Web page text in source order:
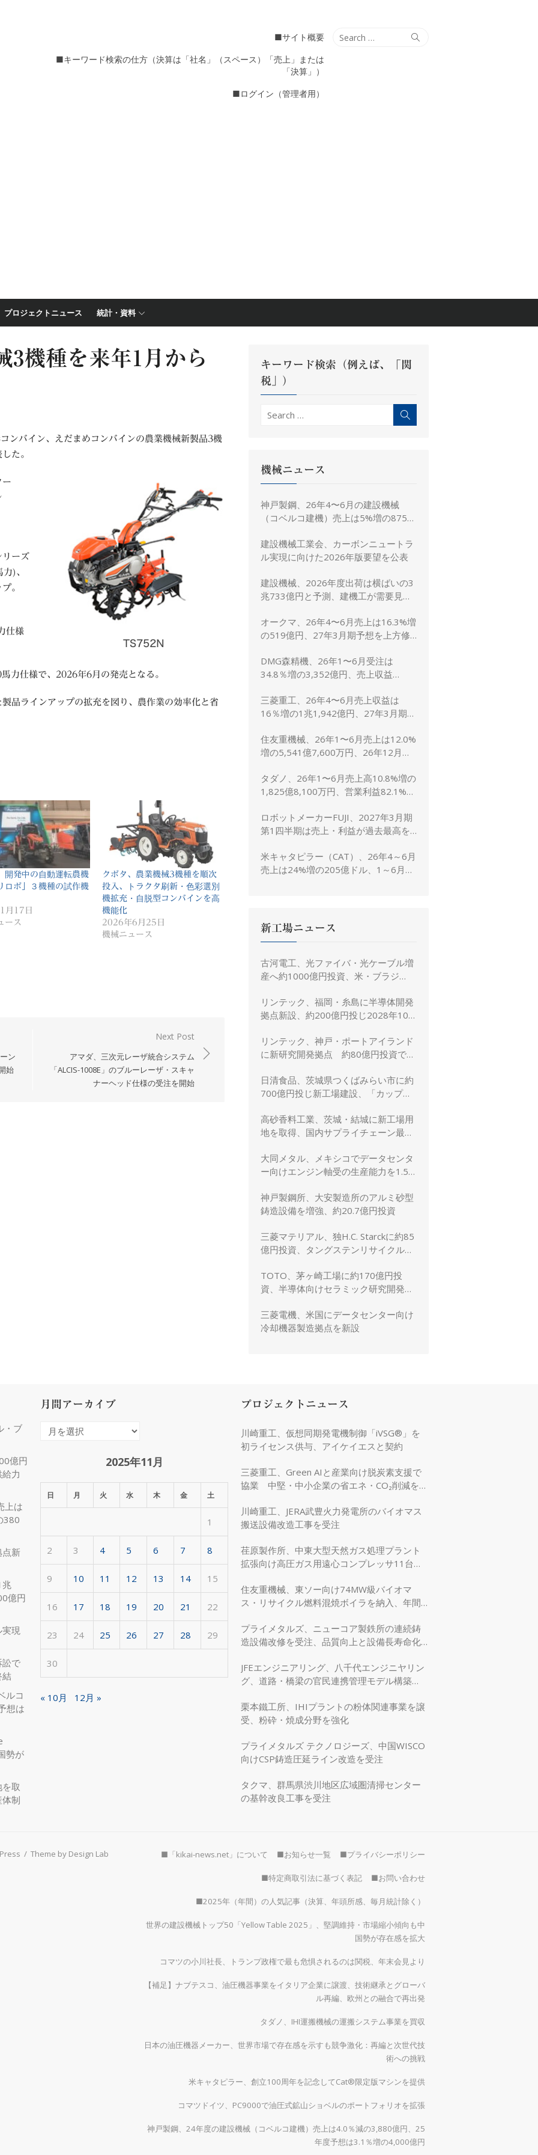
Search
Search
■サイト概要
■キーワード検索の仕方（決算は「社名」（スペース）「売上」または
「決算」）
■ログイン（管理者用）
プロジェクトニュース 統計・資料
3機種を来年1月から
ンバイン、えだまめコンバインの農業機械新製品3機
た。
ー
リーズ
)、
。
仕様
力仕様で、2026年6月の発売となる。
品ラインアップの拡充を図り、農作業の効率化と省
開発中の自動運転農機
ロボ」３機種の試作機
月17日
ース
クボタ、農業機械3機種を順次
投入、トラクタ刷新・色彩選別
機拡充・自脱型コンバインを高
機能化
2026年6月25日
機械ニュース
ン
始
Next Post
アマダ、三次元レーザ統合システム
「ALCIS-1008E」のブルーレーザ・スキャ
ナーヘッド仕様の受注を開始
キーワード検索（例えば、「関
税」）
Search
機械ニュース
神戸製鋼、26年4〜6月の建設機械
（コベルコ建機）売上は5%増の875億
に修正
建設機械工業会、カーボンニュートラ
ル実現に向けた2026年版要望を公表
建設機械、2026年度出荷は横ばいの3
兆733億円と予測、建機工が需要見通
オークマ、26年4〜6月売上は16.3%増
の519億円、27年3月期予想を上方修
DMG森精機、26年1〜6月受注は
34.8％増の3,352億円、売上収益
三菱重工、26年4〜6月売上収益は
16％増の1兆1,942億円、27年3月期予
住友重機械、26年1〜6月売上は12.0%
増の5,541億7,600万円、26年12月期
修正
タダノ、26年1〜6月売上高10.8%増の
1,825億8,100万円、営業利益82.1%増
置き
ロボットメーカーFUJI、2027年3月期
第1四半期は売上・利益が過去最高を
米キャタピラー（CAT）、26年4～6月
売上は24%増の205億ドル、1～6月は
新工場ニュース
古河電工、光ファイバ・光ケーブル増
産へ約1000億円投資、米・ブラジ
リンテック、福岡・糸島に半導体開発
拠点新設、約200億円投じ2028年10
リンテック、神戸・ポートアイランド
に新研究開発拠点 約80億円投資で新
日清食品、茨城県つくばみらい市に約
700億円投じ新工場建設、「カップヌ
高砂香料工業、茨城・結城に新工場用
地を取得、国内サプライチェーン最適
大同メタル、メキシコでデータセンタ
ー向けエンジン軸受の生産能力を1.5
神戸製鋼所、大安製造所のアルミ砂型
鋳造設備を増強、約20.7億円投資
三菱マテリアル、独H.C. Starckに約85
億円投資、タングステンリサイクル能
TOTO、茅ヶ崎工場に約170億円投
資、半導体向けセラミック研究開発棟
三菱電機、米国にデータセンター向け
冷却機器製造拠点を新設
・ブ
億円
力
上は
380
新
兆
億円
実現
訟で
結
ルコ
想は
勢が
取
制
月間アーカイブ
カ
イ
2025年11月
日 月 火 水 木 金 土
1
2 3 4 5 6 7 8
9 10 11 12 13 14 15
16 17 18 19 20 21 22
23 24 25 26 27 28 29
30
« 10月 12月 »
プロジェクトニュース
川崎重工、仮想同期発電機制御「iVSG®」を
初ライセンス供与、アイケイエスと契約
三菱重工、Green AIと産業向け脱炭素支援で
協業 中堅・中小企業の省エネ・CO₂削減を強
川崎重工、JERA武豊火力発電所のバイオマス
搬送設備改造工事を受注
荏原製作所、中東大型天然ガス処理プラント
拡張向け高圧ガス用遠心コンプレッサ11台を
住友重機械、東ソー向け74MW級バイオマ
ス・リサイクル燃料混焼ボイラを納入、年間
プライメタルズ、ニューコア製鉄所の連続鋳
造設備改修を受注、品質向上と設備長寿命化
JFEエンジニアリング、八千代エンジニヤリン
グ、道路・橋梁の官民連携管理モデル構築
栗本鐵工所、IHIプラントの粉体関連事業を譲
受、粉砕・焼成分野を強化
プライメタルズ テクノロジーズ、中国WISCO
向けCSP鋳造圧延ライン改造を受注
タクマ、群馬県渋川地区広域圏清掃センター
の基幹改良工事を受注
/ Theme by Design Lab ■「kikai-news.net」について ■お知らせ一覧 ■プライバシーポリシー
■特定商取引法に基づく表記 ■お問い合わせ
■2025年（年間）の人気記事（決算、年頭所感、毎月統計除く）
世界の建設機械トップ50「Yellow Table 2025」、堅調維持・市場縮小傾向も中
国勢が存在感を拡大
コマツの小川社長、トランプ政権で最も危惧されるのは関税、年末会見より
【補足】ナブテスコ、油圧機器事業をイタリア企業に譲渡、技術継承とグローバ
ル再編、欧州との融合で再出発
タダノ、IHI運搬機械の運搬システム事業を買収
日本の油圧機器メーカー、世界市場で存在感を示すも競争激化：再編と次世代技
術への挑戦
米キャタピラー、創立100周年を記念してCat®限定版マシンを提供
コマツドイツ、PC9000で油圧式鉱山ショベルのポートフォリオを拡張
神戸製鋼、24年度の建設機械（コベルコ建機）売上は4.0％減の3,880億円、25
年度予想は3.1％増の4,000億円